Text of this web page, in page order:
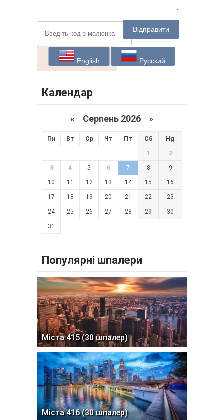
Відправити
English Русский
Календар
« Серпень 2026 »
Пн Вт Ср Чт Пт Сб Нд
1 2
3 4 5 6 7 8 9
10 11 12 13 14 15 16
17 18 19 20 21 22 23
24 25 26 27 28 29 30
31
Популярні шпалери
Міста 415 (30 шпалер)
Міста 416 (30 шпалер)